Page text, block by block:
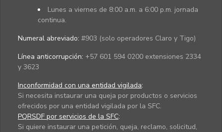
Lunes a viernes de 8:00 a.m. a 6:00 p.m. jornada
continua.
Numeral abreviado: #903 (solo operadores Claro y Tigo)
Línea anticorrupción: +57 601 594 0200 extensiones 2334
y 3623
Inconformidad con una entidad vigilada:
Si necesita instaurar una queja por productos o servicios
ofrecidos por una entidad vigilada por la SFC.
PQRSDF por servicios de la SFC:
Si quiere instaurar una petición, queja, reclamo, solicitud,